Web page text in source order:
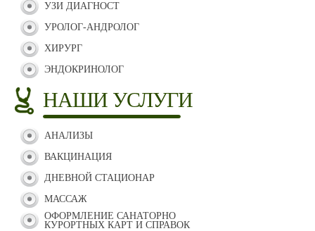
УЗИ ДИАГНОСТ
УРОЛОГ-АНДРОЛОГ
ХИРУРГ
ЭНДОКРИНОЛОГ
НАШИ УСЛУГИ
АНАЛИЗЫ
ВАКЦИНАЦИЯ
ДНЕВНОЙ СТАЦИОНАР
МАССАЖ
ОФОРМЛЕНИЕ САНАТОРНО
КУРОРТНЫХ КАРТ И СПРАВОК